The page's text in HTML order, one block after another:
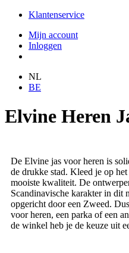
Klantenservice
Mijn account
Inloggen
NL
BE
Elvine Heren
De Elvine jas voor heren is
de drukke stad. Kleed je op
mooiste kwaliteit. De
Scandinavische karakter in dit
opgericht door een Zweed.
voor heren, een parka of een
de winkel heb je de keuze uit